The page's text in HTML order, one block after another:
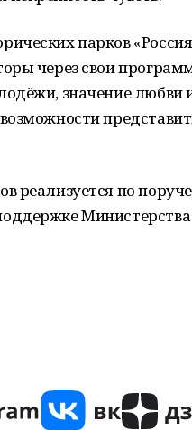
парков
через свои
значение любви
реализуется по